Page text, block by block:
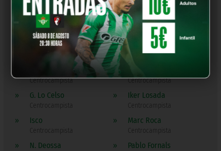
Defensa Defensa
Junior Firpo
Defensa
» Marc Bartra
Defensa
Natan » Valentín Gómez
Defensa
Centrocampista
» F. Bernal
Centrocampista
» G. Lo Celso
Centrocampista
» Iker Losada
Centrocampista
» Isco
Centrocampista
» Marc Roca
Centrocampista
» N. Deossa » Pablo Fornals